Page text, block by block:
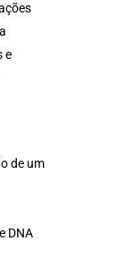
e
de um
DNA